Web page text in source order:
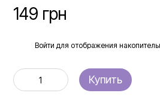
149 грн
Войти для отображения
Купить